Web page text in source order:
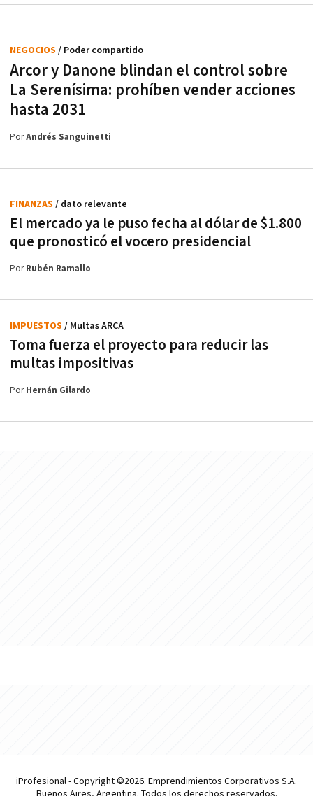
Arcor y Danone blindan el control sobre
La Serenísima: prohíben vender acciones
hasta 2031
NEGOCIOS / Poder compartido
PorAndrés Sanguinetti
El mercado ya le puso fecha al dólar de $1.800
que pronosticó el vocero presidencial
FINANZAS / dato relevante
PorRubén Ramallo
Toma fuerza el proyecto para reducir las
multas impositivas
IMPUESTOS / Multas ARCA
PorHernán Gilardo
iProfesional - Copyright ©2026. Emprendimientos Corporativos S.A.